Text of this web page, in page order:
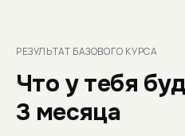
РЕЗУЛЬТАТ БАЗОВОГО КУРСА
Что у тебя
3 месяца